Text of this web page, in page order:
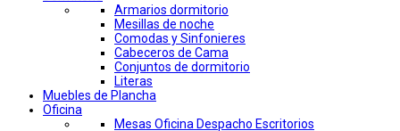
Armarios dormitorio
Mesillas de noche
Comodas y Sinfonieres
Cabeceros de Cama
Conjuntos de dormitorio
Literas
Muebles de Plancha
Oficina
Mesas Oficina Despacho Escritorios